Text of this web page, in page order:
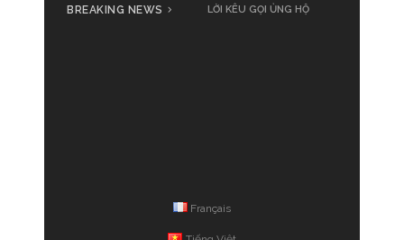
BREAKING NEWS LỜI KÊU GỌI ỦNG HỘ
Français